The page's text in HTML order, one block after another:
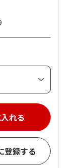
れる
登録する